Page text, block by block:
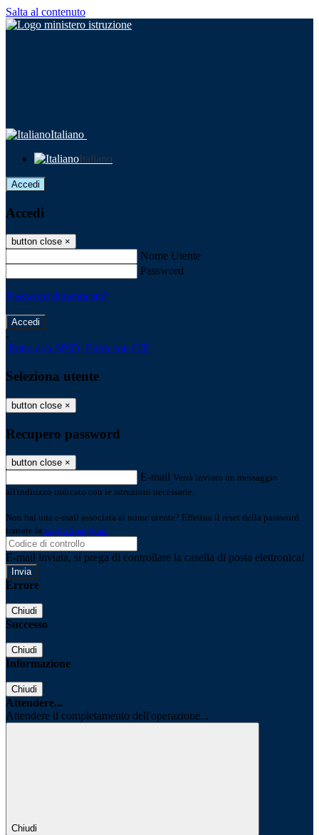
Salta al contenuto
Italiano
Italiano
Accedi
Accedi
button close ×
Nome Utente
Password
Password dimenticata?
-
Entra con SPID Entra con CIE
Seleziona utente
button close ×
Recupero password
button close ×
E-mail Verrà inviato un messaggio
all'indirizzo indicato con le istruzioni necessarie.
Non hai una e-mail associata al nome utente? Effettua il reset della password
tramite la Login Spaggiari
E-mail inviata, si prega di controllare la casella di posta elettronica!
Errore
Chiudi
Successo
Chiudi
Informazione
Chiudi
Attendere...
Attendere il completamento dell'operazione...
Chiudi